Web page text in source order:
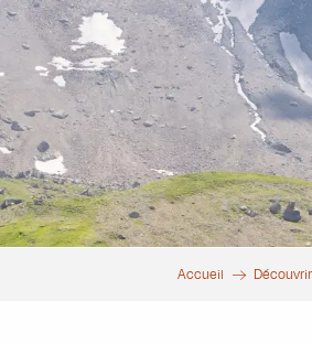
Accueil Découvrir